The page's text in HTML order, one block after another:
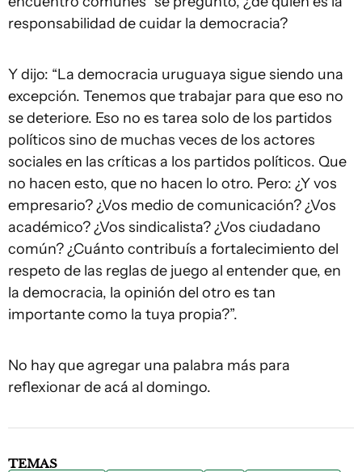
responsabilidad de cuidar la democracia?
Y dijo: “La democracia uruguaya sigue siendo una
excepción. Tenemos que trabajar para que eso no
se deteriore. Eso no es tarea solo de los partidos
políticos sino de muchas veces de los actores
sociales en las críticas a los partidos políticos. Que
no hacen esto, que no hacen lo otro. Pero: ¿Y vos
empresario? ¿Vos medio de comunicación? ¿Vos
académico? ¿Vos sindicalista? ¿Vos ciudadano
común? ¿Cuánto contribuís a fortalecimiento del
respeto de las reglas de juego al entender que, en
la democracia, la opinión del otro es tan
importante como la tuya propia?”.
No hay que agregar una palabra más para
reflexionar de acá al domingo.
TEMAS